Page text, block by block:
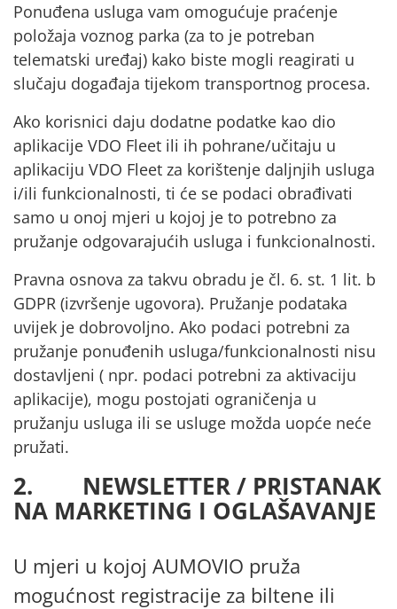
Ponuđena usluga vam omogućuje praćenje
položaja voznog parka (za to je potreban
telematski uređaj) kako biste mogli reagirati u
slučaju događaja tijekom transportnog procesa.
Ako korisnici daju dodatne podatke kao dio
aplikacije VDO Fleet ili ih pohrane/učitaju u
aplikaciju VDO Fleet za korištenje daljnjih usluga
i/ili funkcionalnosti, ti će se podaci obrađivati
samo u onoj mjeri u kojoj je to potrebno za
pružanje odgovarajućih usluga i funkcionalnosti.
Pravna osnova za takvu obradu je čl. 6. st. 1 lit. b
GDPR (izvršenje ugovora). Pružanje podataka
uvijek je dobrovoljno. Ako podaci potrebni za
pružanje ponuđenih usluga/funkcionalnosti nisu
dostavljeni ( npr. podaci potrebni za aktivaciju
aplikacije), mogu postojati ograničenja u
pružanju usluga ili se usluge možda uopće neće
pružati.
2. NEWSLETTER / PRISTANAK
NA MARKETING I OGLAŠAVANJE
U mjeri u kojoj AUMOVIO pruža
mogućnost registracije za biltene ili